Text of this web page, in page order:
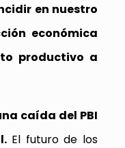
en nuestro
económica
productivo a
caída del PBI
El futuro de los